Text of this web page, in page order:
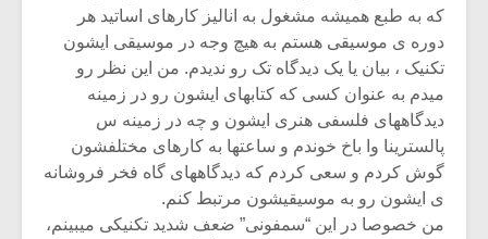
که به طبع همیشه مشغول به انالیز کارهای اساتید هر
دوره ی موسیقی هستم به هیچ وجه در موسیقی ایشون
تکنیک ، بیان یا یک دیدگاه تک رو ندیدم. من این نظر رو
میدم به عنوان کسی که کتابهای ایشون رو در زمینه
دیدگاههای فلسفی هنری ایشون و چه در زمینه س
پالسترینا وا باخ خوندم و ساعتها به کارهای مختلفشون
گوش کردم و سعی کردم که دیدگاههای گاه فخر فروشانه
ی ایشون رو به موسیقیشون مرتبط کنم.
من خصوصا در این “سمفونی” ضعف شدید تکنیکی میبینم،